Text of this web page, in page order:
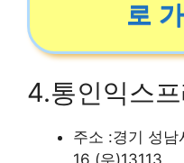
로
4.통인익스
주소 :경기 성남
16 (우)13113